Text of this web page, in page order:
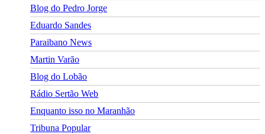
Blog do Pedro Jorge
Eduardo Sandes
Paraibano News
Martin Varão
Blog do Lobão
Rádio Sertão Web
Enquanto isso no Maranhão
Tribuna Popular